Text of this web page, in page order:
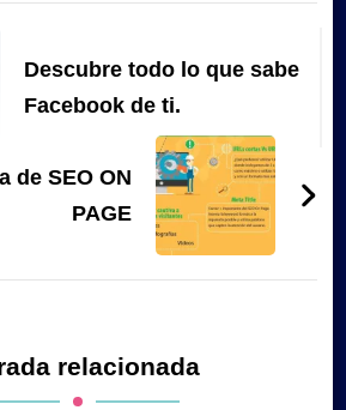
Descubre todo lo que sabe
Facebook de ti.
de SEO ON
PAGE
relacionada